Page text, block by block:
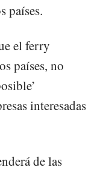
países.
el ferry
países, no
interesadas
de las